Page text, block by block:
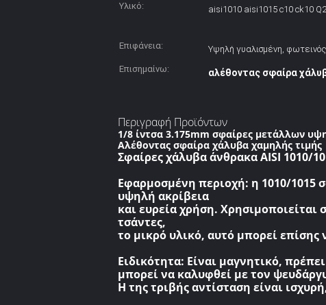
Υλικό:
aisi1010 aisi1015 c10 ck10
Επιφάνεια:
Υψηλή γυαλισμένη, φωτεινός
Επισημαίνω:
αλέθοντας σφαίρα
Περιγραφή Προϊόντων
1/8 ίντσα 3.175mm σφαίρες μετάλλων
Αλέθοντας σφαίρα χάλυβα χαμηλής τιμής
Σφαίρες χάλυβα άνθρακα AISI 1010/
Εφαρμοσμένη περιοχή: η 1010/1015
υψηλή ακρίβεια
και ευρεία χρήση.
τσάντες,
το μικρό υλικό, αυτό μπορεί
Ειδικότητα: Είναι μαγνητικό,
μπορεί να καλυφθεί με τον
Η της τριβής αντίσταση είναι